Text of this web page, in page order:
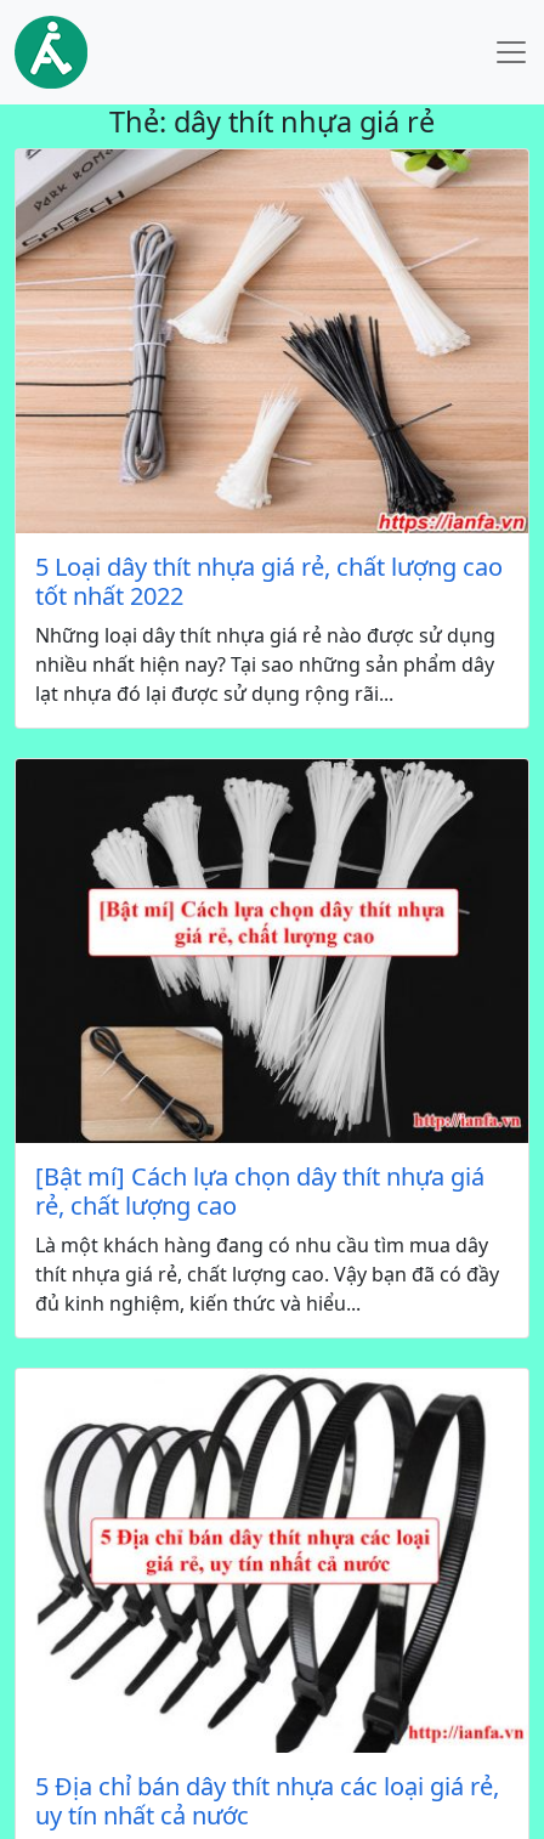
Thẻ: dây thít nhựa giá rẻ
5 Loại dây thít nhựa giá rẻ, chất lượng cao
tốt nhất 2022
Những loại dây thít nhựa giá rẻ nào được sử dụng
nhiều nhất hiện nay? Tại sao những sản phẩm dây
lạt nhựa đó lại được sử dụng rộng rãi...
[Bật mí] Cách lựa chọn dây thít nhựa giá
rẻ, chất lượng cao
Là một khách hàng đang có nhu cầu tìm mua dây
thít nhựa giá rẻ, chất lượng cao. Vậy bạn đã có đầy
đủ kinh nghiệm, kiến thức và hiểu...
5 Địa chỉ bán dây thít nhựa các loại giá rẻ,
uy tín nhất cả nước